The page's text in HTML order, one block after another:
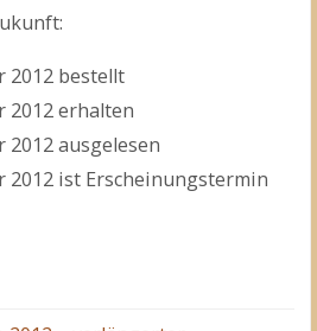
2012 bestellt
2012 erhalten
2012 ausgelesen
2012 ist Erscheinungstermin